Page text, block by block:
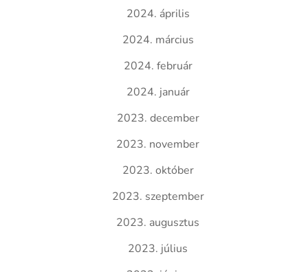
2024. április
2024. március
2024. február
2024. január
2023. december
2023. november
2023. október
2023. szeptember
2023. augusztus
2023. július